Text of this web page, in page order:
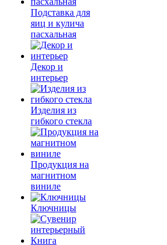
Подставка для
яиц и кулича
пасхальная
Декор и
интерьер
Изделия из
гибкого стекла
Продукция на
магнитном
виниле
Ключницы